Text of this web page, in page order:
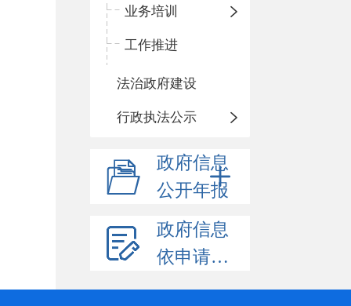
业务培训
工作推进
法治政府建设
行政执法公示
政府信息
公开年报
政府信息
依申请公开